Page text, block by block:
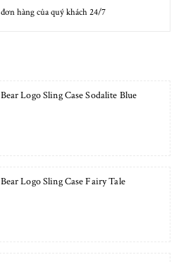
hàng của quý khách 24/7
Logo Sling Case Sodalite Blue
Logo Sling Case Fairy Tale